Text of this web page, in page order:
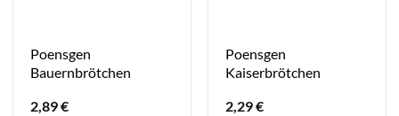
Poensgen
Bauernbrötchen
2,89€
Poensgen
Kaiserbrötchen
2,29€